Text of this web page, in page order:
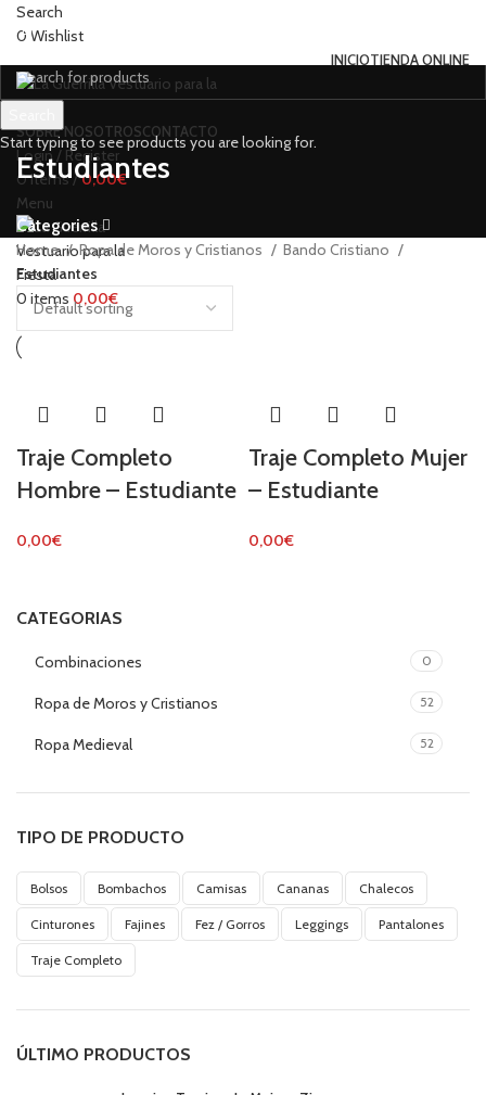
Search
0 Wishlist
INICIOTIENDA ONLINE
SOBRE NOSOTROSCONTACTO
Login / Register
0items /0,00€
Menu
0 items 0,00€
Estudiantes
Categories
CATEGORIAS
Combinaciones 0
Ropa de Moros y Cristianos 52
Ropa Medieval 52
TIPO DE PRODUCTO
Bolsos Bombachos Camisas Cananas Chalecos
Cinturones Fajines Fez / Gorros Leggings Pantalones
Traje Completo
ÚLTIMO PRODUCTOS
Home Ropa de Moros y Cristianos
Bando Cristiano
Estudiantes
Traje Completo
Hombre – Estudiante
0,00€
Traje Completo Mujer
– Estudiante
0,00€
Start typing to see products you are looking for.